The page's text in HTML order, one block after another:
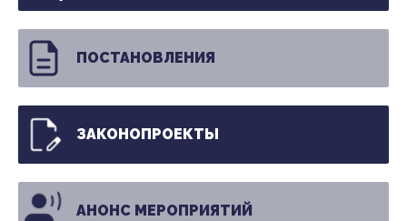
ПОСТАНОВЛЕНИЯ
ЗАКОНОПРОЕКТЫ
АНОНС МЕРОПРИЯТИЙ